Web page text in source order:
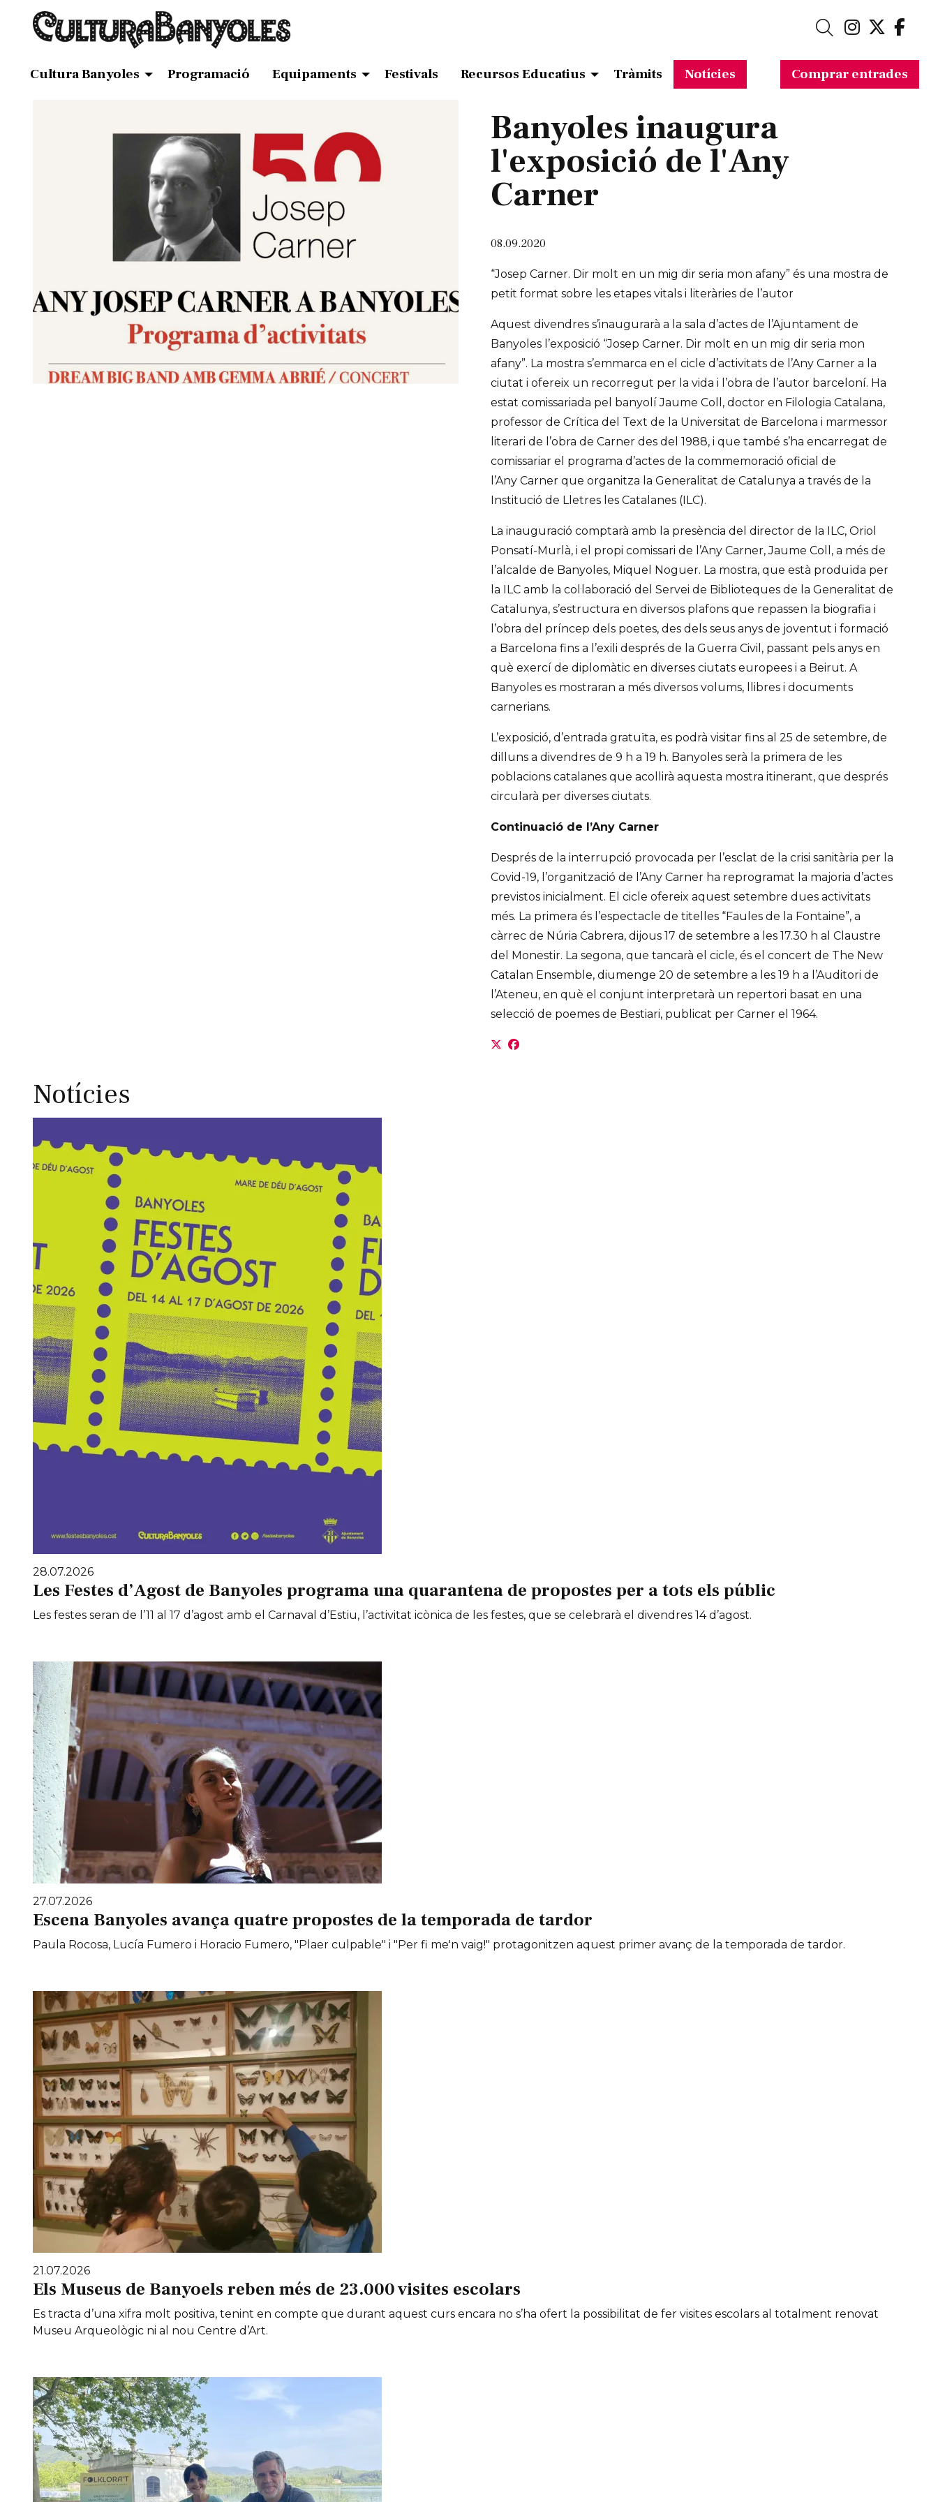
Link aLink
Cerca
Cultura Banyoles Programació Equipaments Festivals Recursos Educatius Tràmits Notícies Comprar entrades
Banyoles inaugura
l'exposició de l'Any
Carner
08.09.2020
“Josep Carner. Dir molt en un mig dir seria mon afany” és una mostra de
petit format sobre les etapes vitals i literàries de l’autor
Aquest divendres s’inaugurarà a la sala d’actes de l’Ajuntament de
Banyoles l’exposició “Josep Carner. Dir molt en un mig dir seria mon
afany”. La mostra s’emmarca en el cicle d’activitats de l’Any Carner a la
ciutat i ofereix un recorregut per la vida i l’obra de l’autor barceloní. Ha
estat comissariada pel banyolí Jaume Coll, doctor en Filologia Catalana,
professor de Crítica del Text de la Universitat de Barcelona i marmessor
literari de l’obra de Carner des del 1988, i que també s’ha encarregat de
comissariar el programa d’actes de la commemoració oficial de
l’Any Carner que organitza la Generalitat de Catalunya a través de la
Institució de Lletres les Catalanes (ILC).
La inauguració comptarà amb la presència del director de la ILC, Oriol
Ponsatí-Murlà, i el propi comissari de l’Any Carner, Jaume Coll, a més de
l’alcalde de Banyoles, Miquel Noguer. La mostra, que està produïda per
la ILC amb la col·laboració del Servei de Biblioteques de la Generalitat de
Catalunya, s’estructura en diversos plafons que repassen la biografia i
l’obra del príncep dels poetes, des dels seus anys de joventut i formació
a Barcelona fins a l’exili després de la Guerra Civil, passant pels anys en
què exercí de diplomàtic en diverses ciutats europees i a Beirut. A
Banyoles es mostraran a més diversos volums, llibres i documents
carnerians.
L’exposició, d’entrada gratuïta, es podrà visitar fins al 25 de setembre, de
dilluns a divendres de 9 h a 19 h. Banyoles serà la primera de les
poblacions catalanes que acollirà aquesta mostra itinerant, que després
circularà per diverses ciutats.
Continuació de l’Any Carner
Després de la interrupció provocada per l’esclat de la crisi sanitària per la
Covid-19, l’organització de l’Any Carner ha reprogramat la majoria d’actes
previstos inicialment. El cicle ofereix aquest setembre dues activitats
més. La primera és l’espectacle de titelles “Faules de la Fontaine”, a
càrrec de Núria Cabrera, dijous 17 de setembre a les 17.30 h al Claustre
del Monestir. La segona, que tancarà el cicle, és el concert de The New
Catalan Ensemble, diumenge 20 de setembre a les 19 h a l’Auditori de
l’Ateneu, en què el conjunt interpretarà un repertori basat en una
selecció de poemes de Bestiari, publicat per Carner el 1964.
Notícies
28.07.2026
Les Festes d’Agost de Banyoles programa una quarantena de propostes per a tots els públic
Les festes seran de l’11 al 17 d’agost amb el Carnaval d’Estiu, l’activitat icònica de les festes, que se celebrarà el divendres 14 d’agost.
27.07.2026
Escena Banyoles avança quatre propostes de la temporada de tardor
Paula Rocosa, Lucía Fumero i Horacio Fumero, "Plaer culpable" i "Per fi me'n vaig!" protagonitzen aquest primer avanç de la temporada de tardor.
21.07.2026
Els Museus de Banyoels reben més de 23.000 visites escolars
Es tracta d’una xifra molt positiva, tenint en compte que durant aquest curs encara no s’ha ofert la possibilitat de fer visites escolars al totalment renovat
Museu Arqueològic ni al nou Centre d’Art.